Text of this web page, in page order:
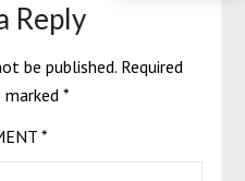
Reply
be published. Required
*
*